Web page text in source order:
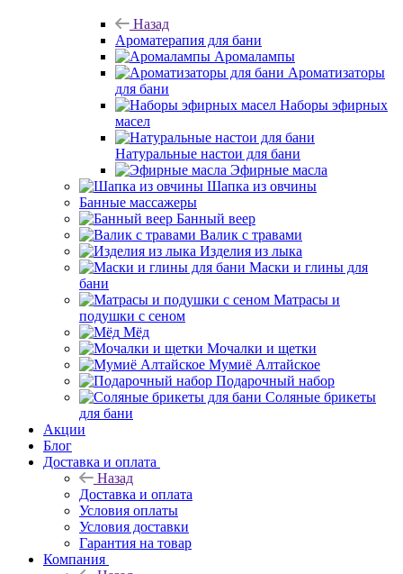
Назад
Ароматерапия для бани
Аромалампы
Ароматизаторы
для бани
Наборы эфирных
масел
Натуральные настои для бани
Эфирные масла
Шапка из овчины
Банные массажеры
Банный веер
Валик с травами
Изделия из лыка
Маски и глины для
бани
Матрасы и
подушки с сеном
Мёд
Мочалки и щетки
Мумиё Алтайское
Подарочный набор
Соляные брикеты
для бани
Акции
Блог
Доставка и оплата
Назад
Доставка и оплата
Условия оплаты
Условия доставки
Гарантия на товар
Компания